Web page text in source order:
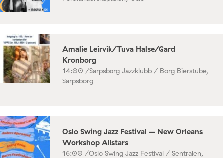
Amalie Leirvik/Tuva Halse/Gard
Kronborg
14:00 /Sarpsborg Jazzklubb / Borg Bierstube,
Sarpsborg
Oslo Swing Jazz Festival – New Orleans
Workshop Allstars
16:00 /Oslo Swing Jazz Festival / Sentralen,